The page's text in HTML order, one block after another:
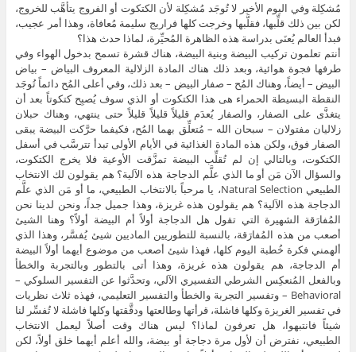
مُشكِلة وفي اليوم الأخير لا تُوجَد مُشكِلة لأن الكتكوت أو الفروج يتأهَّب للخروج،
لكن بين ذلك قلِّبها، فقلَّبها وخرجت كلها فراريج سليمة مُعافاة، وهذا أمر عجيب،
فبدأ العالم يُعنَى بدراسة هذه الظاهرة المُحيِّرة، لماذا حدث هذا؟
أنتم تعلمون تركيب البيضة وبنية البيضة، هناك قشرة تسمح بدخول الهواء وفي
طرفها فجوة هوائية، وبعد ذلك هناك المادة الزلالية المعروف البياض – بياض
البيض – أيضاً، وهناك المُح – صفار البيض – بعد ذلك، وفي أعلى المُح دائماً تُوجَد
النقطة البسيطة الحمراء هى هذا الكتكوت أو الذي سوف يُصبِح كتكوتاً بعد أن
يتغذَّى على الصفار، والصفار يُعدَم قليلاً قليلاً قليلاً حتى ينتهي، وهناك حبلان
زلاليان مفتولان – سبحان الله – مُتعلِّق بهما المُح، فكيفما حرَّكت البيضة يبقى
الصفار فوق، ولكن هذه المادة الغذائية في الأيام الأولى تبدأ تترسَّب في أسفل
الكتكوت، وبالتالي إن لم تُقلِّب البيضة تمزَّقت الأوعية فلا يخرج الكتكوت،
والسؤال الآن مَن أو ما الذي علَّم الدجاجة هذه الآلية؟ هم يقولون لك الانتخاب
الطبيعي Natural Selection، يا مرحباً بالانتخاب الطبيعي، ما أو مَن الذي علَّم
الدجاجة هذه الآلية؟ هم يقولون هذه غريزة، وهذا جميل جداً، ونحن لدينا نحن
المُفارَقة الشهيرة التي تقول هل الدجاجة أولاً أم البيضة أولاً؟ وهنا الشيئ
أصعب من هذه المُفارَقة، بالنسبة للتطوريين الماديين شيئ يُفسَّر، وهذا الذي
ألهمني فكرة خُطبة اليوم كلها، فهذا شيئ أصعب من موضوع أيهما أولاً البيضة
أم الدجاجة، هم يقولون هذه غريزة، وهذا أتى بالتطور وبالتجربة والخطأ
وبالفعل المُنعكِس الشرطي التفسيري الآلي، وتحدَّثوا عن التفسير السلوكي –
Behavioral – وتفسير التجربة والخطأ والتفسير التعليمي، فهذه ثلاث نظريات
في تفسير الغريزة وكلها فاشلة، قرأتها وطالعتها ودقَّقتها وكلها فاشلة لا تُفسِّر لنا
شيئاً فانتبهوا، هل تعرفون لماذا؟ ليس هناك وقت أصلاً ليعمل الانتخاب
الطبيعي، نفترض أن لأول مرة دجاجة أو بيضة، والله أعلم أيهما خلق أولاً، لكن